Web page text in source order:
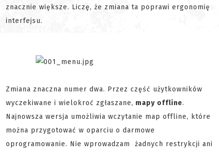
znacznie większe. Liczę, że zmiana ta poprawi ergonomię
interfejsu.
Zmiana znaczna numer dwa. Przez część użytkowników
wyczekiwane i wielokroć zgłaszane, mapy offline.
Najnowsza wersja umożliwia wczytanie map offline, które
można przygotować w oparciu o darmowe
oprogramowanie. Nie wprowadzam żadnych restrykcji ani